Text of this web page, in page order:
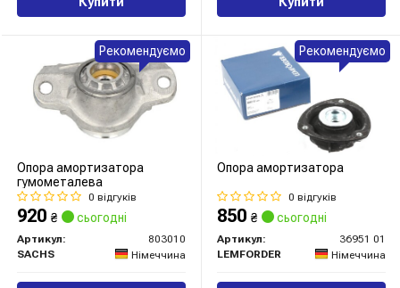
Опора амортизатора
гумометалева
0 відгуків
920 ₴ сьогодні
Артикул:
803010
SACHS
Німеччина
Рекомендуємо
Опора амортизатора
0 відгуків
850 ₴ сьогодні
Артикул:
36951 01
LEMFORDER
Німеччина
Рекомендуємо